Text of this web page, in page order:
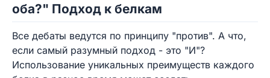
оба?" Подход к белкам
Все дебаты ведутся по принципу "против". А что,
если самый разумный подход - это "И"?
Использование уникальных преимуществ каждого